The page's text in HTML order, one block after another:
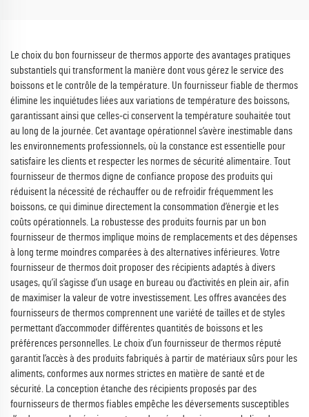
Le choix du bon fournisseur de thermos apporte des avantages pratiques
substantiels qui transforment la manière dont vous gérez le service des
boissons et le contrôle de la température. Un fournisseur fiable de thermos
élimine les inquiétudes liées aux variations de température des boissons,
garantissant ainsi que celles-ci conservent la température souhaitée tout
au long de la journée. Cet avantage opérationnel s’avère inestimable dans
les environnements professionnels, où la constance est essentielle pour
satisfaire les clients et respecter les normes de sécurité alimentaire. Tout
fournisseur de thermos digne de confiance propose des produits qui
réduisent la nécessité de réchauffer ou de refroidir fréquemment les
boissons, ce qui diminue directement la consommation d’énergie et les
coûts opérationnels. La robustesse des produits fournis par un bon
fournisseur de thermos implique moins de remplacements et des dépenses
à long terme moindres comparées à des alternatives inférieures. Votre
fournisseur de thermos doit proposer des récipients adaptés à divers
usages, qu’il s’agisse d’un usage en bureau ou d’activités en plein air, afin
de maximiser la valeur de votre investissement. Les offres avancées des
fournisseurs de thermos comprennent une variété de tailles et de styles
permettant d’accommoder différentes quantités de boissons et les
préférences personnelles. Le choix d’un fournisseur de thermos réputé
garantit l’accès à des produits fabriqués à partir de matériaux sûrs pour les
aliments, conformes aux normes strictes en matière de santé et de
sécurité. La conception étanche des récipients proposés par des
fournisseurs de thermos fiables empêche les déversements susceptibles